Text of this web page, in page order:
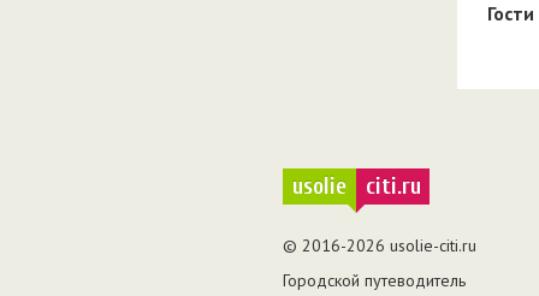
Гости
usolie citi.ru
© 2016-2026 usolie-citi.ru
Городской путеводитель